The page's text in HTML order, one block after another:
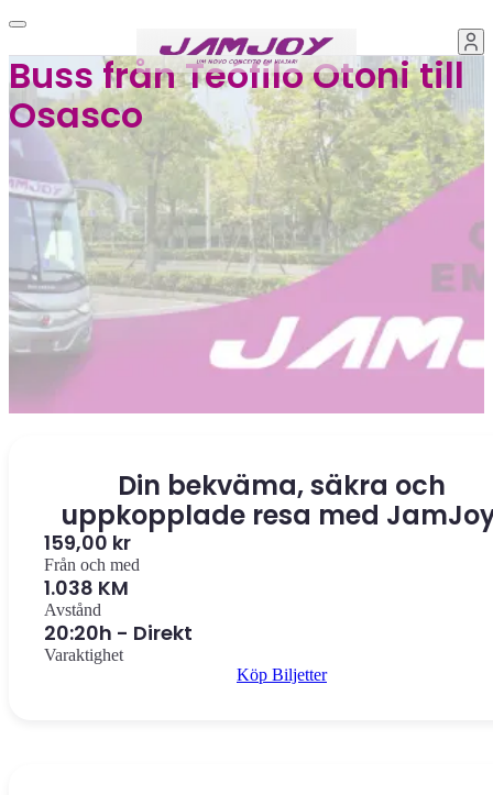
Buss från Teófilo Otoni till
Osasco
Din bekväma, säkra och
uppkopplade resa med
159,00 kr
Från och med
1.038 KM
Avstånd
20:20h - Direkt
Varaktighet
Köp Biljetter